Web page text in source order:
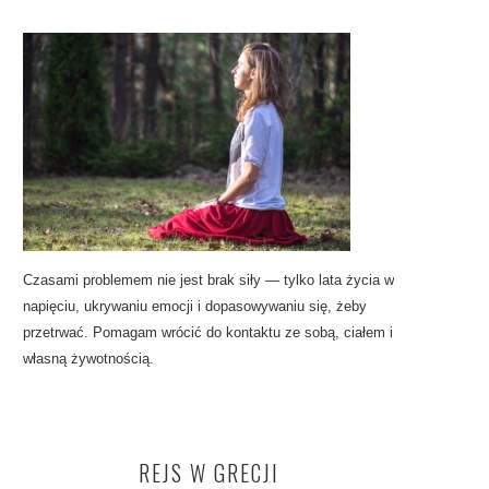
Czasami problemem nie jest brak siły — tylko lata życia w
napięciu, ukrywaniu emocji i dopasowywaniu się, żeby
przetrwać. Pomagam wrócić do kontaktu ze sobą, ciałem i
własną żywotnością.
REJS W GRECJI